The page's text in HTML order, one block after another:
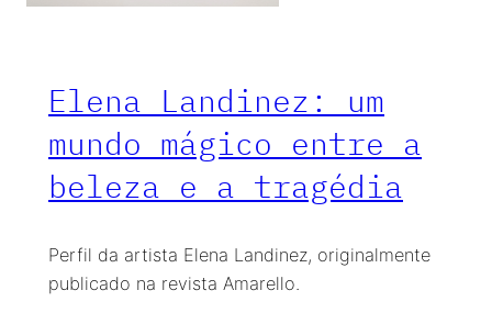
Elena Landinez: um
mundo mágico entre a
beleza e a tragédia
Perfil da artista Elena Landinez, originalmente
publicado na revista Amarello.